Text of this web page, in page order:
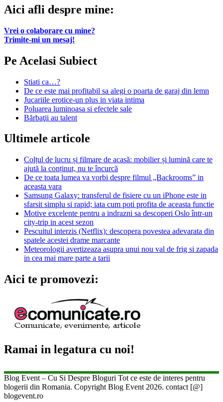
Aici afli despre mine:
Vrei o colaborare cu mine?
Trimite-mi un mesaj!
Pe Acelasi Subiect
Stiati ca…?
De ce este mai profitabil sa alegi o poarta de garaj din lemn
Jucariile erotice-un plus in viata intima
Poluarea luminoasa si efectele sale
Bărbaţii au talent
Ultimele articole
Colțul de lucru și filmare de acasă: mobilier și lumină care te
ajută la conținut, nu te încurcă
De ce toata lumea va vorbi despre filmul „Backrooms” in
aceasta vara
Samsung Galaxy: transferul de fisiere cu un iPhone este in
sfarsit simplu si rapid; iata cum poti profita de aceasta functie
Motive excelente pentru a indrazni sa descoperi Oslo într-un
city-trip in acest sezon
Pescuitul interzis (Netflix): descopera povestea adevarata din
spatele acestei drame marcante
Meteorologii avertizeaza asupra unui nou val de frig si zapada
in cea mai mare parte a tarii
Aici te promovezi:
Ramai in legatura cu noi!
Blog Event – Cu Si Despre Bloguri Tot ce este de interes pentru
blogerii din Romania. Copyright Blog Event 2026. contact [@]
blogevent.ro